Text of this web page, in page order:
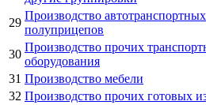
29
Производство
полуприцепов
30
Производство прочих
оборудования
31 Производство мебели
32 Производство прочих готовых